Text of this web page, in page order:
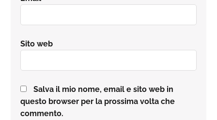
Sito web
Salva il mio nome, email e sito web in
questo browser per la prossima volta che
commento.